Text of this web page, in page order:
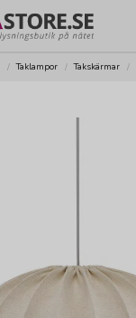
Taklampor Takskärmar